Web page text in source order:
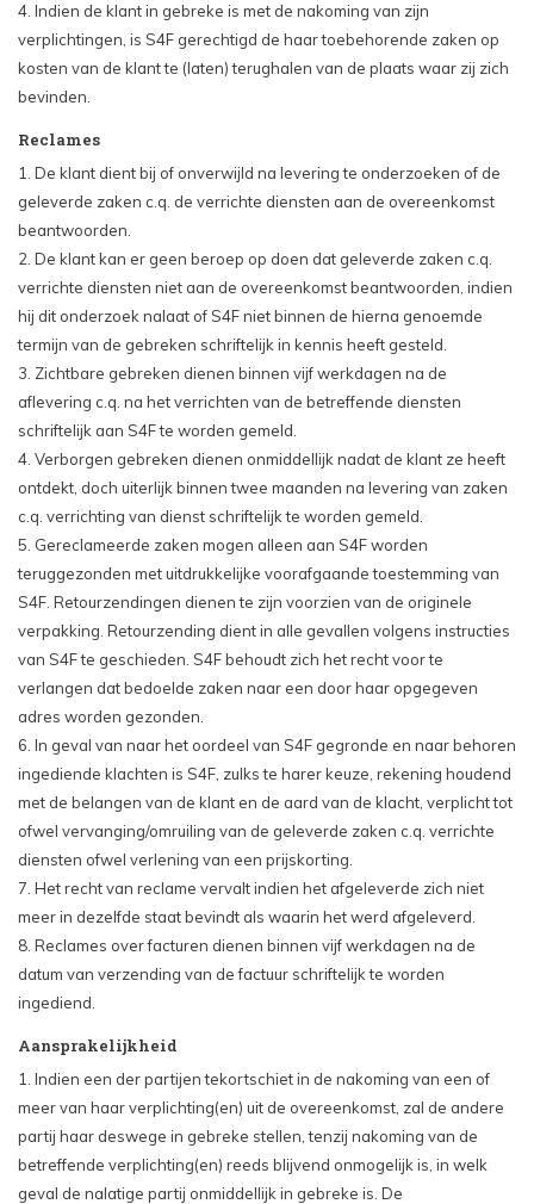
4. Indien de klant in gebreke is met de nakoming van zijn
verplichtingen, is S4F gerechtigd de haar toebehorende zaken op
kosten van de klant te (laten) terughalen van de plaats waar zij zich
bevinden.
Reclames
1. De klant dient bij of onverwijld na levering te onderzoeken of de
geleverde zaken c.q. de verrichte diensten aan de overeenkomst
beantwoorden.
2. De klant kan er geen beroep op doen dat geleverde zaken c.q.
verrichte diensten niet aan de overeenkomst beantwoorden, indien
hij dit onderzoek nalaat of S4F niet binnen de hierna genoemde
termijn van de gebreken schriftelijk in kennis heeft gesteld.
3. Zichtbare gebreken dienen binnen vijf werkdagen na de
aflevering c.q. na het verrichten van de betreffende diensten
schriftelijk aan S4F te worden gemeld.
4. Verborgen gebreken dienen onmiddellijk nadat de klant ze heeft
ontdekt, doch uiterlijk binnen twee maanden na levering van zaken
c.q. verrichting van dienst schriftelijk te worden gemeld.
5. Gereclameerde zaken mogen alleen aan S4F worden
teruggezonden met uitdrukkelijke voorafgaande toestemming van
S4F. Retourzendingen dienen te zijn voorzien van de originele
verpakking. Retourzending dient in alle gevallen volgens instructies
van S4F te geschieden. S4F behoudt zich het recht voor te
verlangen dat bedoelde zaken naar een door haar opgegeven
adres worden gezonden.
6. In geval van naar het oordeel van S4F gegronde en naar behoren
ingediende klachten is S4F, zulks te harer keuze, rekening houdend
met de belangen van de klant en de aard van de klacht, verplicht tot
ofwel vervanging/omruiling van de geleverde zaken c.q. verrichte
diensten ofwel verlening van een prijskorting.
7. Het recht van reclame vervalt indien het afgeleverde zich niet
meer in dezelfde staat bevindt als waarin het werd afgeleverd.
8. Reclames over facturen dienen binnen vijf werkdagen na de
datum van verzending van de factuur schriftelijk te worden
ingediend.
Aansprakelijkheid
1. Indien een der partijen tekortschiet in de nakoming van een of
meer van haar verplichting(en) uit de overeenkomst, zal de andere
partij haar deswege in gebreke stellen, tenzij nakoming van de
betreffende verplichting(en) reeds blijvend onmogelijk is, in welk
geval de nalatige partij onmiddellijk in gebreke is. De